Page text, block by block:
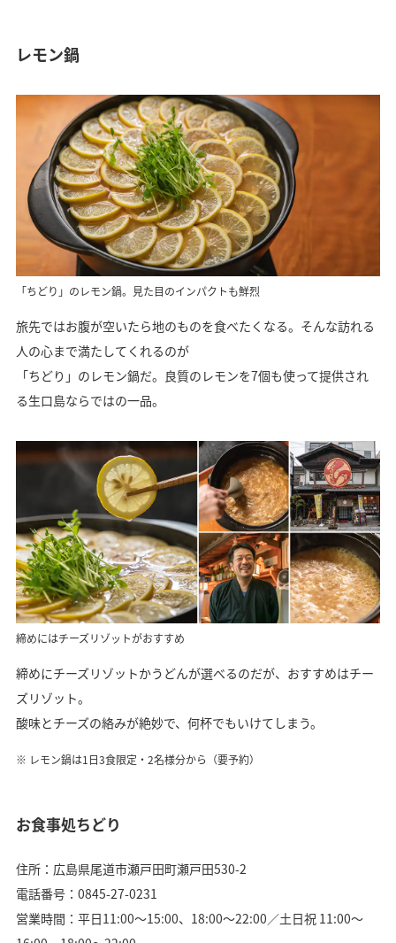
レモン鍋
「ちどり」のレモン鍋。見た目のインパクトも鮮烈
旅先ではお腹が空いたら地のものを食べたくなる。そんな訪れる
人の心まで満たしてくれるのが
「ちどり」のレモン鍋だ。良質のレモンを7個も使って提供され
る生口島ならではの一品。
締めにはチーズリゾットがおすすめ
締めにチーズリゾットかうどんが選べるのだが、おすすめはチー
ズリゾット。
酸味とチーズの絡みが絶妙で、何杯でもいけてしまう。
レモン鍋は1日3食限定・2名様分から（要予約）
お食事処ちどり
住所：広島県尾道市瀬戸田町瀬戸田530-2
電話番号：0845-27-0231
営業時間：平日11:00〜15:00、18:00〜22:00／土日祝 11:00〜